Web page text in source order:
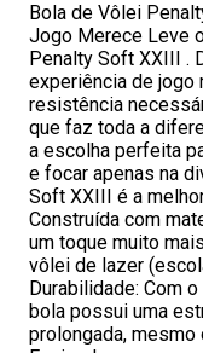
Bola de Vôlei
Jogo Merece Leve
Penalty Soft XXIII .
experiência de jogo
resistência
que faz toda a
a escolha perfeita
e focar apenas na
Soft XXIII é a
Construída com
um toque muito
vôlei de lazer
Durabilidade: Com
bola possui uma
prolongada, mesmo